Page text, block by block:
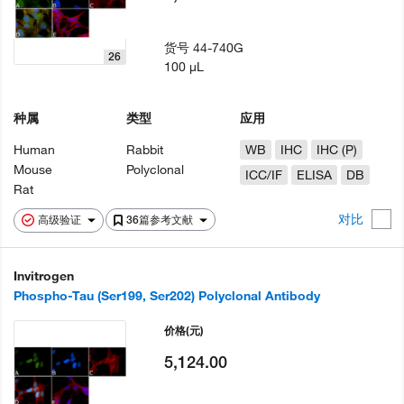
高级验证 36篇参考文献 对比
26
种属
Human
Mouse
Rat
类型
Rabbit
Polyclonal
应用
WB
IHC
IHC (P)
ICC/IF
ELISA DB
货号44-740G
100 µL
Invitrogen
Phospho-Tau (Ser199, Ser202) Polyclonal Antibody
价格(元)
5,124.00